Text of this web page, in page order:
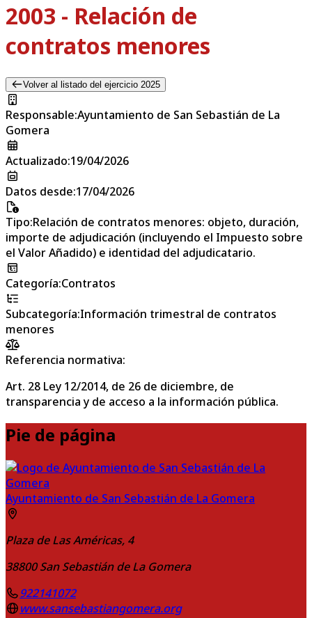
2003 - Relación de
contratos menores
Volver al listado del ejercicio 2025
Responsable:Ayuntamiento de San Sebastián de La
Gomera
Actualizado:19/04/2026
Datos desde:17/04/2026
Tipo:Relación de contratos menores: objeto, duración,
importe de adjudicación (incluyendo el Impuesto sobre
el Valor Añadido) e identidad del adjudicatario.
Categoría:Contratos
Subcategoría:Información trimestral de contratos
menores
Referencia normativa:
Art. 28 Ley 12/2014, de 26 de diciembre, de
transparencia y de acceso a la información pública.
Pie de página
Ayuntamiento de San Sebastián de La Gomera
Plaza de Las Américas, 4
38800 San Sebastián de La Gomera
922141072
www.sansebastiangomera.org